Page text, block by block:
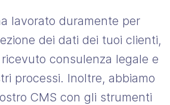
lavorato duramente per
dei dati dei tuoi clienti,
consulenza legale e
processi. Inoltre, abbiamo
CMS con gli strumenti